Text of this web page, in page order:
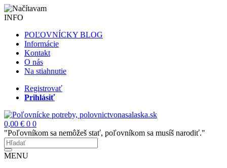
INFO
POĽOVNÍCKY BLOG
Informácie
Kontakt
O nás
Na stiahnutie
Registrovať
Prihlásiť
0,00 € 0 0
"Poľovníkom sa nemôžeš stať, poľovníkom sa musíš narodiť."
MENU